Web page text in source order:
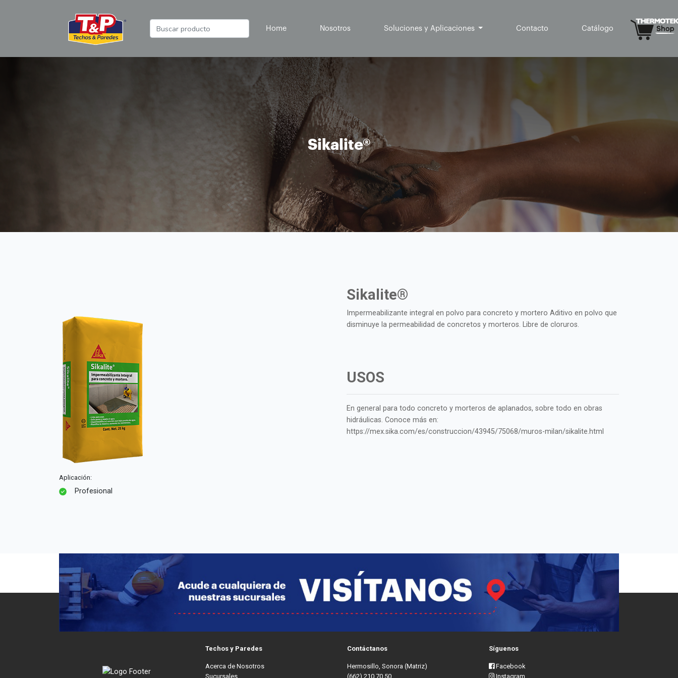
Home(current) Nosotros Soluciones y Aplicaciones Contacto Catálogo
Sikalite®
Aplicación:
Profesional
Sikalite®
Impermeabilizante integral en polvo para concreto y mortero Aditivo en polvo que
disminuye la permeabilidad de concretos y morteros. Libre de cloruros.
USOS
En general para todo concreto y morteros de aplanados, sobre todo en obras
hidráulicas. Conoce más en:
https://mex.sika.com/es/construccion/43945/75068/muros-milan/sikalite.html
Techos y Paredes
Acerca de Nosotros
Sucursales
Contáctanos
Hermosillo, Sonora (Matriz)
(662) 210 70 50
Síguenos
Facebook
Instagram